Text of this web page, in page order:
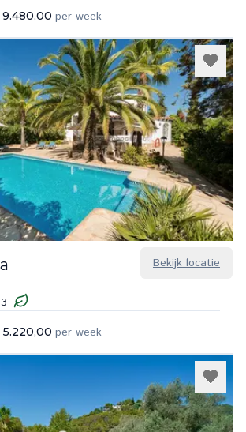
per week
Bekijk locatie
3
per week